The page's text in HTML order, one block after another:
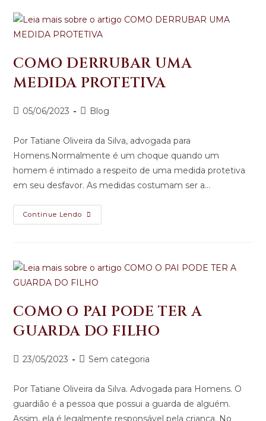
COMO DERRUBAR UMA
MEDIDA PROTETIVA
05/06/2023 Blog
Por Tatiane Oliveira da Silva, advogada para
Homens.Normalmente é um choque quando um
homem é intimado a respeito de uma medida protetiva
em seu desfavor. As medidas costumam ser a…
Continue Lendo
COMO O PAI PODE TER A
GUARDA DO FILHO
23/05/2023 Sem categoria
Por Tatiane Oliveira da Silva. Advogada para Homens. O
guardião é a pessoa que possui a guarda de alguém.
Assim, ela é legalmente responsável pela criança. No